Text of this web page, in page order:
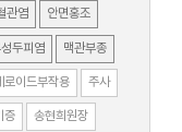
관염 안면홍조
두피염 맥관부종
로이드부작용 주사
증 송현희원장